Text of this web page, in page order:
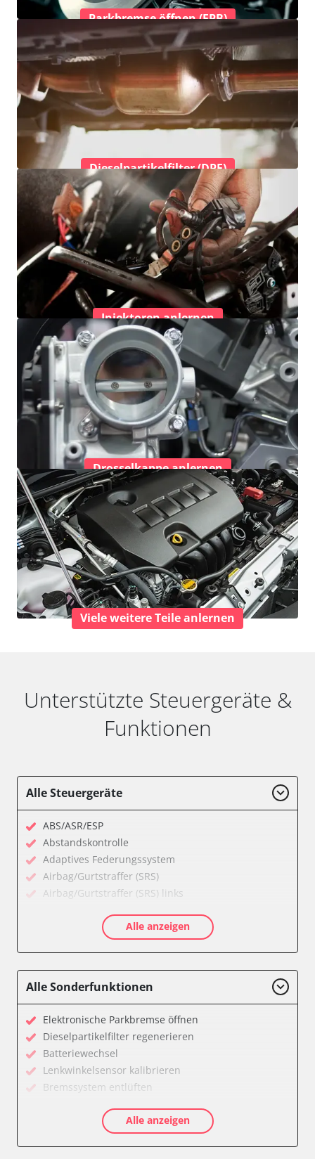
Parkbremse öffnen (EPB)
Dieselpartikelfilter (DPF)
Injektoren anlernen
Drosselkappe anlernen
Viele weitere Teile anlernen
Unterstützte Steuergeräte &
Funktionen
Alle Steuergeräte
ABS/ASR/ESP
Abstandskontrolle
Adaptives Federungssystem
Airbag/Gurtstraffer (SRS)
Airbag/Gurtstraffer (SRS) links
Aktiver Kollisionsschutz
Anhängersteuergerät
Batteriemanagement
CD-Wechsler
Command
Dachbedieneinheit (DBE)
Diagnoseschnittstelle (EOBD/OBDII)
Einparkhilfe
Elektronische Zündanlage
Elektronisches Stabilitätsprogramm (ESP)
Elektronisches Wählhebel-Modul (EWM)
Alle anzeigen
Alle Sonderfunktionen
Elektronische Parkbremse öffnen
Dieselpartikelfilter regenerieren
Batteriewechsel
Lenkwinkelsensor kalibrieren
Bremssystem entlüften
Luftmassenmesser anlernen
Elektronische Parkbremse kalibrieren
Alle anzeigen